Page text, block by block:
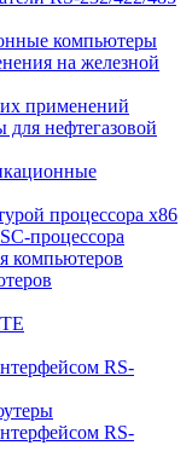
компьютеры
на железной
применений
нефтегазовой
процессора x86
процессора
компьютеров
RS-
RS-